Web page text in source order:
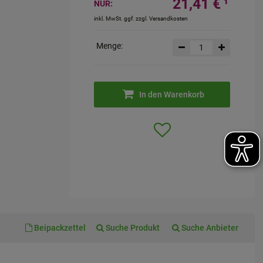
NUR: 21,41 € ¹
inkl. MwSt. ggf. zzgl. Versandkosten
Menge:
In den Warenkorb
Beipackzettel Suche Produkt Suche Anbieter